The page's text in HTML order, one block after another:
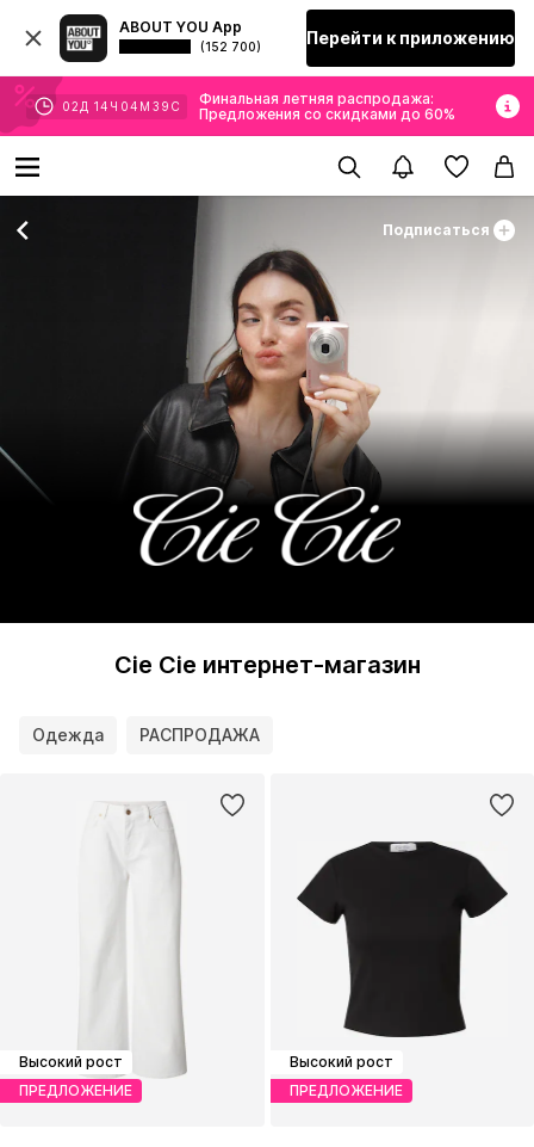
ABOUT YOU App
(152 700) Перейти к приложению
02 Д 14 Ч 04 М 38 С
Финальная летняя распродажа:
Предложения со скидками до 60%
Подписаться
Cie Cie интернет-магазин
Одежда РАСПРОДАЖА
Высокий рост
ПРЕДЛОЖЕНИЕ
Высокий рост
ПРЕДЛОЖЕНИЕ